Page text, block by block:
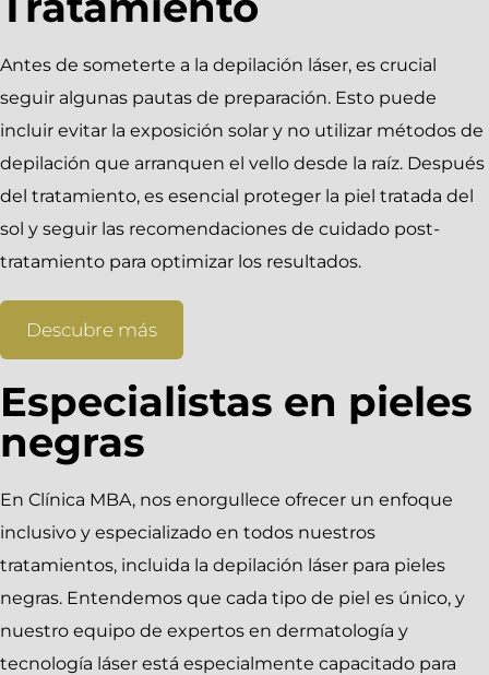
Antes de someterte a la depilación láser, es crucial
seguir algunas pautas de preparación. Esto puede
incluir evitar la exposición solar y no utilizar métodos de
depilación que arranquen el vello desde la raíz. Después
del tratamiento, es esencial proteger la piel tratada del
sol y seguir las recomendaciones de cuidado post-
tratamiento para optimizar los resultados.
Descubre más
Especialistas en pieles
negras
En Clínica MBA, nos enorgullece ofrecer un enfoque
inclusivo y especializado en todos nuestros
tratamientos, incluida la depilación láser para pieles
negras. Entendemos que cada tipo de piel es único, y
nuestro equipo de expertos en dermatología y
tecnología láser está especialmente capacitado para